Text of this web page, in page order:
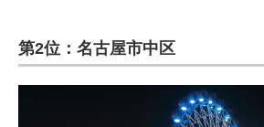
第2位：名古屋市中区